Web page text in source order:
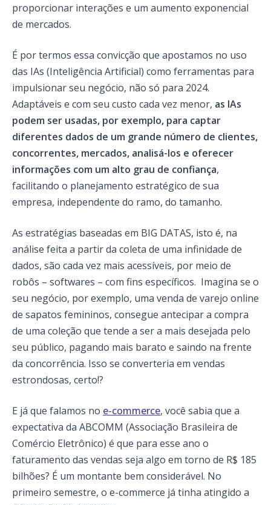
proporcionar interações e um aumento exponencial
de mercados.
É por termos essa convicção que apostamos no uso
das IAs (Inteligência Artificial) como ferramentas para
impulsionar seu negócio, não só para 2024.
Adaptáveis e com seu custo cada vez menor, as IAs
podem ser usadas, por exemplo, para captar
diferentes dados de um grande número de clientes,
concorrentes, mercados, analisá-los e oferecer
informações com um alto grau de confiança,
facilitando o planejamento estratégico de sua
empresa, independente do ramo, do tamanho.
As estratégias baseadas em BIG DATAS, isto é, na
análise feita a partir da coleta de uma infinidade de
dados, são cada vez mais acessíveis, por meio de
robôs – softwares – com fins específicos. Imagina se o
seu negócio, por exemplo, uma venda de varejo online
de sapatos femininos, consegue antecipar a compra
de uma coleção que tende a ser a mais desejada pelo
seu público, pagando mais barato e saindo na frente
da concorrência. Isso se converteria em vendas
estrondosas, certo!?
E já que falamos no e-commerce, você sabia que a
expectativa da ABCOMM (Associação Brasileira de
Comércio Eletrônico) é que para esse ano o
faturamento das vendas seja algo em torno de R$ 185
bilhões? É um montante bem considerável. No
primeiro semestre, o e-commerce já tinha atingido a